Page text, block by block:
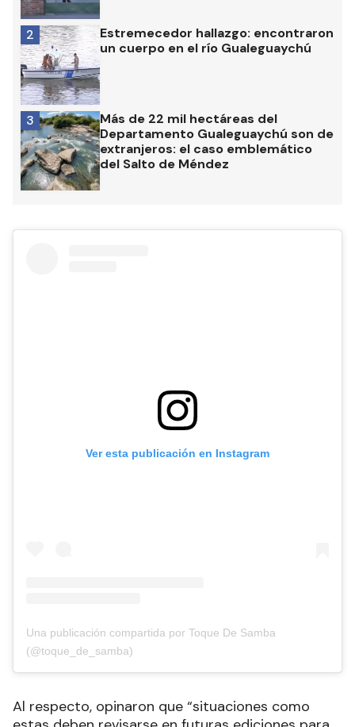
Estremecedor hallazgo: encontraron
un cuerpo en el río Gualeguaychú
2
Más de 22 mil hectáreas del
Departamento Gualeguaychú son de
extranjeros: el caso emblemático
del Salto de Méndez
3
Ver esta publicación en Instagram
Una publicación compartida por Toque De Samba
(@toque_de_samba)
Al respecto, opinaron que “situaciones como